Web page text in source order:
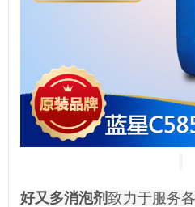
好又多消泡剂致力于服务